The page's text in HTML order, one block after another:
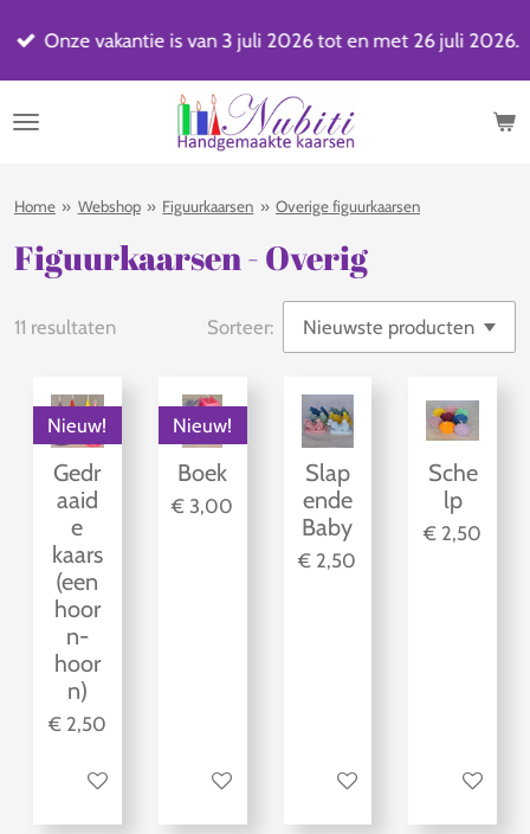
Ga
de
Onze vakantie is van 3 juli 2026 tot en met 26 juli 2026.
Home » Webshop » Figuurkaarsen » Overige figuurkaarsen
Figuurkaarsen - Overig
11 resultaten Sorteer:
Nieuw!
Gedr
aaid
e
kaars
(een
hoor
n-
hoor
n)
€ 2,50
Bekijk details
Nieuw!
Boek
€ 3,00
Bekijk details
Slap
ende
Baby
€ 2,50
Bekijk details
Sche
lp
€ 2,50
Bekijk